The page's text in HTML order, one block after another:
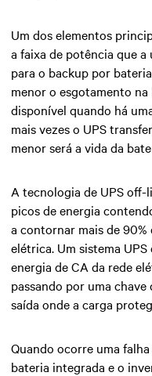
Um dos elementos
a faixa de potência que
para o backup por
menor o esgotamento
disponível quando há
mais vezes o UPS
menor será a vida da
A tecnologia de UPS
picos de energia
a contornar mais de 90%
elétrica. Um sistema
energia de CA da rede
passando por uma
saída onde a carga
Quando ocorre uma
bateria integrada e o